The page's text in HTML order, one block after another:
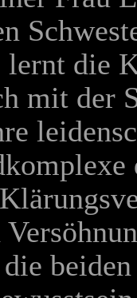
lernt die
mit der